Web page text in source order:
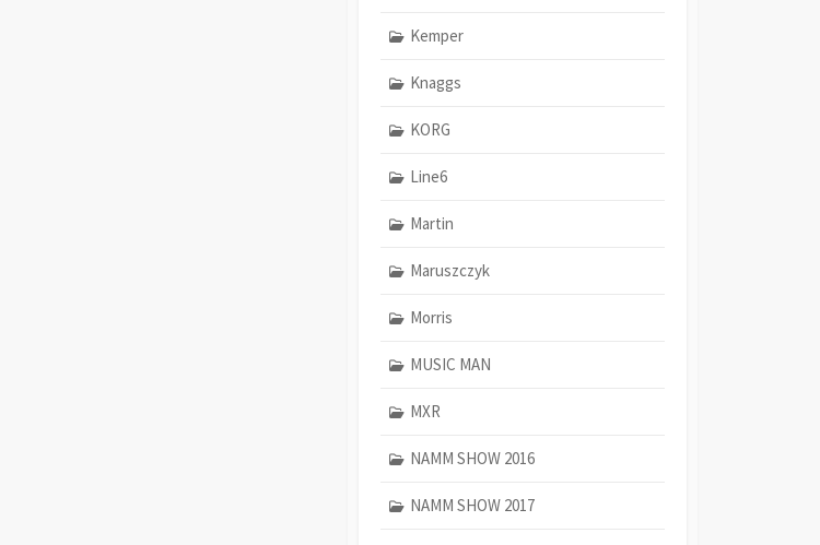
Kemper
Knaggs
KORG
Line6
Martin
Maruszczyk
Morris
MUSIC MAN
MXR
NAMM SHOW 2016
NAMM SHOW 2017